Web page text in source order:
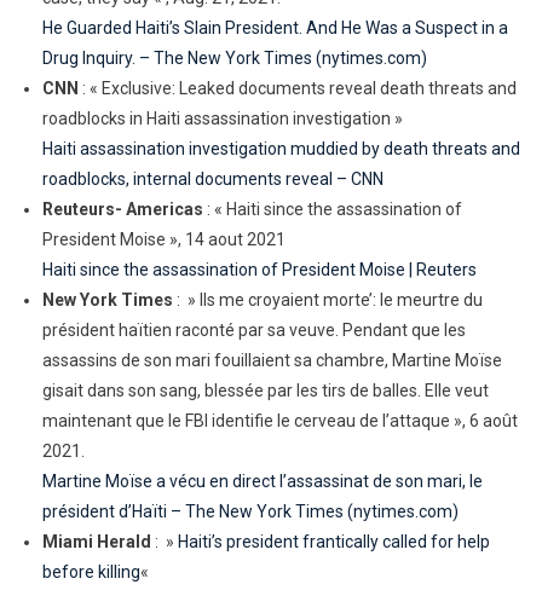
He Guarded Haiti’s Slain President. And He Was a Suspect in a
Drug Inquiry. – The New York Times (nytimes.com)
CNN : « Exclusive: Leaked documents reveal death threats and
roadblocks in Haiti assassination investigation »
Haiti assassination investigation muddied by death threats and
roadblocks, internal documents reveal – CNN
Reuteurs- Americas : « Haiti since the assassination of
President Moise », 14 aout 2021
Haiti since the assassination of President Moise | Reuters
New York Times : » Ils me croyaient morte’: le meurtre du
président haïtien raconté par sa veuve. Pendant que les
assassins de son mari fouillaient sa chambre, Martine Moïse
gisait dans son sang, blessée par les tirs de balles. Elle veut
maintenant que le FBI identifie le cerveau de l’attaque », 6 août
2021.
Martine Moïse a vécu en direct l’assassinat de son mari, le
président d’Haïti – The New York Times (nytimes.com)
Miami Herald : » Haiti’s president frantically called for help
before killing«